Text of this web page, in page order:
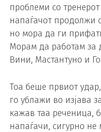
проблеми со
напаѓачот продолжи
но мора да ги
Морам да работам за
Вини, Мастантуно и
Тоа беше првиот
го ублажи во изјава
кажав таа реченица,
напаѓачи, сигурно не